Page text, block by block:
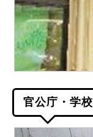
官公庁・学校